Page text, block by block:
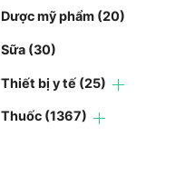
Dược mỹ phẩm (20)
Sữa (30)
Thiết bị y tế (25)
Thuốc (1367)